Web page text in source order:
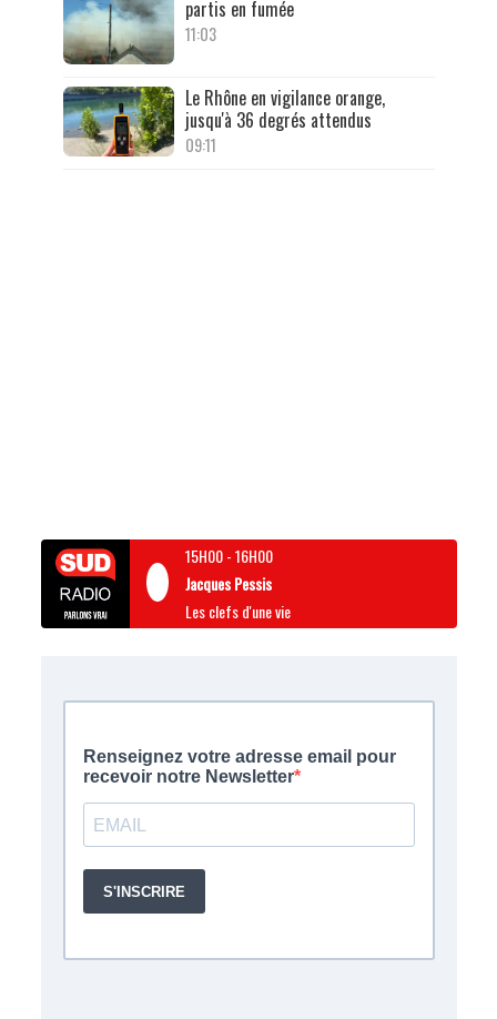
partis en fumée
11:03
Le Rhône en vigilance orange,
jusqu'à 36 degrés attendus
09:11
15H00-16H00
Jacques Pessis
Les clefs d'une vie